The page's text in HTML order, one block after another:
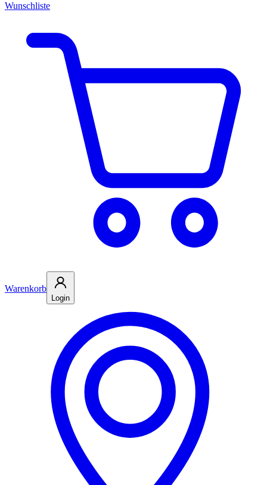
Wunschliste
Warenkorb
Login